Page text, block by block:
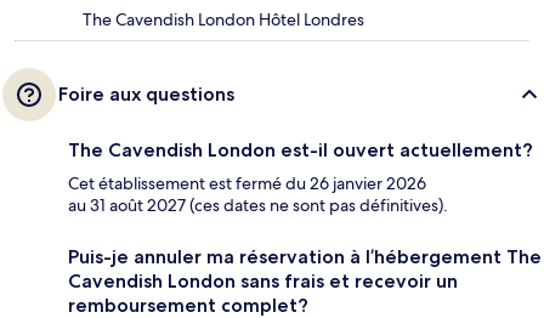
The Cavendish London Hôtel Londres
Foire aux questions
The Cavendish London est-il ouvert actuellement?
Cet établissement est fermé du 26 janvier 2026
au 31 août 2027 (ces dates ne sont pas définitives).
Puis-je annuler ma réservation à l’hébergement The
Cavendish London sans frais et recevoir un
remboursement complet?